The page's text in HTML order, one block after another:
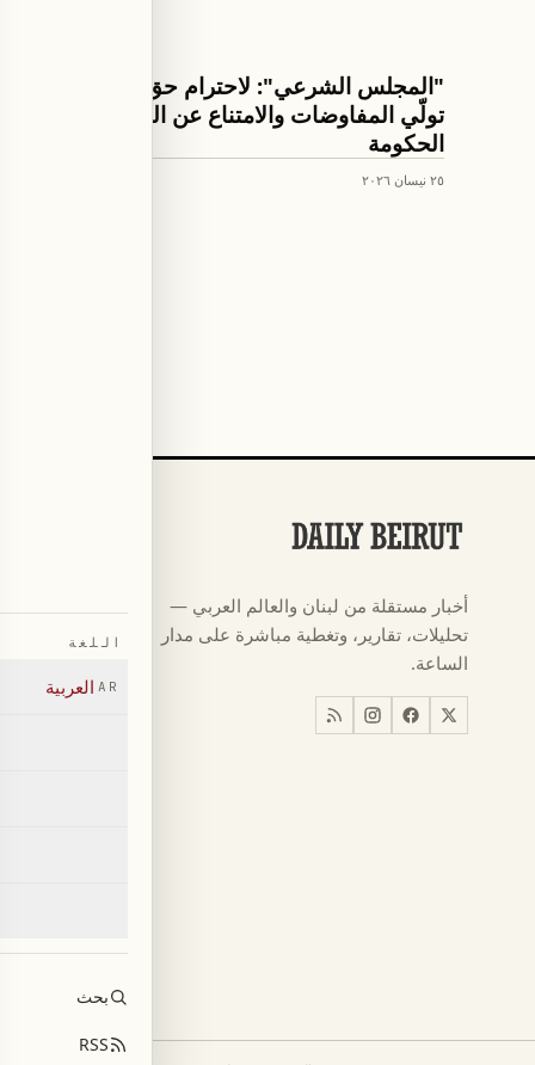
اخبار لبنان
"المجلس الشرعي": لاحترام حق الرئيس في
تولّي المفاوضات والامتناع عن التعرض لرئاسة
الحكومة
٢٥ نيسان ٢٠٢٦
أخبار مستقلة من لبنان والعالم العربي —
تحليلات، تقارير، وتغطية مباشرة على مدار
الساعة.
كأس العالم
←أخبار
←اخبار لبنان
اللغة
AR العربية
بحث
RSS